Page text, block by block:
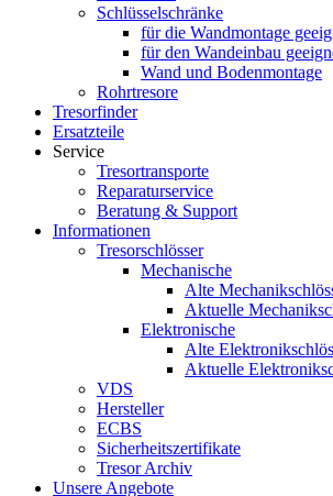
Schlüsselschränke
für die Wandmontage
für den Wandeinbau
Wand und Bodenmontage
Rohrtresore
Tresorfinder
Ersatzteile
Service
Tresortransporte
Reparaturservice
Beratung & Support
Informationen
Tresorschlösser
Mechanische
Alte
Aktuelle
Elektronische
Alte
Aktuelle
VDS
Hersteller
ECBS
Sicherheitszertifikate
Tresor Archiv
Unsere Angebote